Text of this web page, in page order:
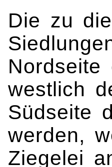
Die zu
Nordseite
westlich
Südseite
werden,
Ziegelei